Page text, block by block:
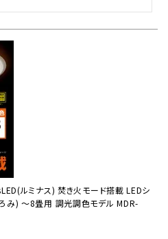
ルミナス) 焚き火モード搭載 LEDシ
み) ～8畳用 調光調色モデル MDR-